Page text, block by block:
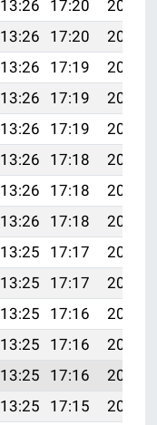
13:26 17:20
20:40
13:26 17:20
20:39
13:26 17:19
20:38
13:26 17:19
20:37
13:26 17:19
20:36
13:26 17:18
20:35
13:26 17:18
20:34
13:26 17:18
20:33
13:25 17:17
20:32
13:25 17:17
20:31
13:25 17:16
20:30
13:25 17:16
20:29
13:25 17:16
20:27
13:25 17:15
20:26